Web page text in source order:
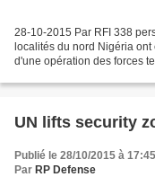
28-10-2015 Par RFI 338
localités du nord Nigéria
d'une opération des forces
UN lifts security
Publié le 28/10/2015 à 17:45
Par RP Defense